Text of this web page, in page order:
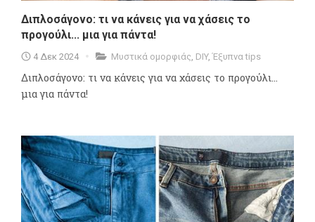
Διπλοσάγονο: τι να κάνεις για να χάσεις το
προγούλι... μια για πάντα!
4 Δεκ 2024 Μυστικά ομορφιάς, DIY,Έξυπνα tips
Διπλοσάγονο: τι να κάνεις για να χάσεις το προγούλι...
μια για πάντα!